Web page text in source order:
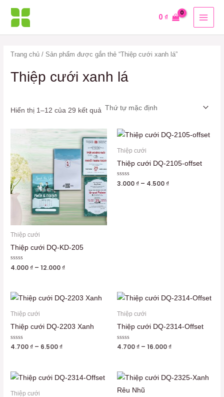
0 ₫
Trang chủ / Sản phẩm được gắn thẻ “Thiệp cưới xanh lá”
Thiệp cưới xanh lá
Hiển thị 1–12 của 29 kết quả
Thiệp cưới
Thiệp cưới DQ-KD-205
Được
xếp
sao
4.000₫ –12.000₫
Thiệp cưới
Thiệp cưới DQ-2105-offset
Được
xếp
3.000₫ – 4.500₫
Thiệp cưới
Thiệp cưới DQ-2203 Xanh
Được
sao
4.700₫ – 6.500₫
Thiệp cưới
Thiệp cưới DQ-2314-Offset
Được
sao
4.700₫ – 16.000₫
Thiệp cưới